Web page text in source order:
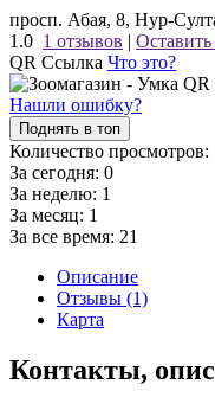
просп. Абая, 8, Нур-
1.0 1 отзывов | Оставить
QR Ссылка Что это?
Нашли ошибку?
Поднять в топ
Количество просмотров:
За сегодня: 0
За неделю: 1
За месяц: 1
За все время: 21
Описание
Отзывы (1)
Карта
Контакты,